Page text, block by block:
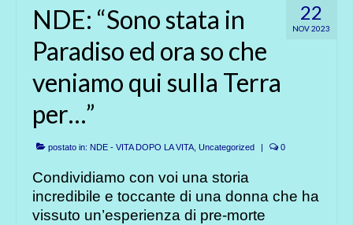
22
NOV 2023
NDE: “Sono stata in
Paradiso ed ora so che
veniamo qui sulla Terra
per…”
postato in: NDE - VITA DOPO LA VITA Uncategorized | 0
Condividiamo con voi una storia
incredibile e toccante di una donna che ha
vissuto un’esperienza di pre-morte